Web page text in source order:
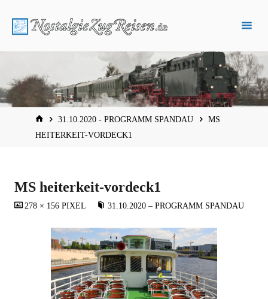
Inhalt
START
31.10.2020 - PROGRAMM SPANDAU
MS
HEITERKEIT-VORDECK1
MS heiterkeit-vordeck1
VOLLSTÄNDIGE
278 × 156PIXEL 31.10.2020 – PROGRAMM SPANDAU